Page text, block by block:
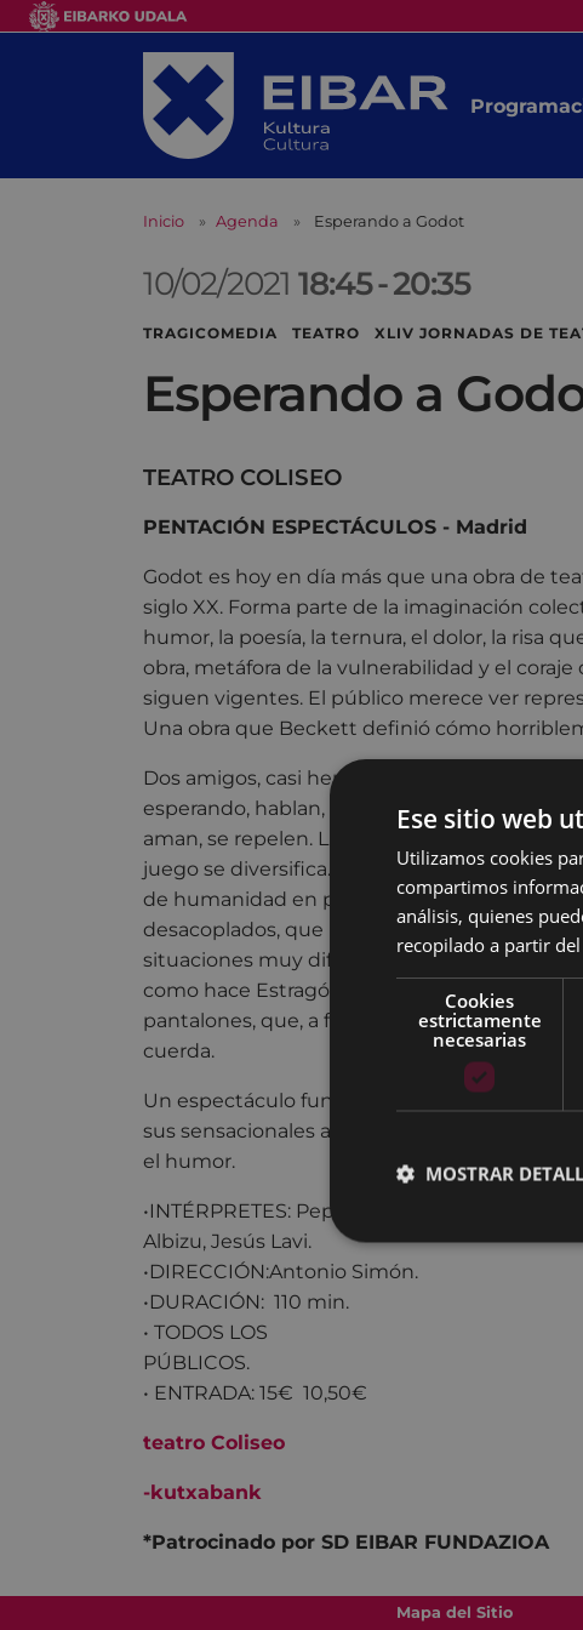
Inicio Agenda Esperando a Godot
10/02/2021 18:45-20:35
TRAGICOMEDIA TEATRO XLIV JORNADAS DE
Esperando a
TEATRO COLISEO
PENTACIÓN ESPECTÁCULOS - Madrid
Godot es hoy en día más que una obra de
siglo XX. Forma parte de la imaginación
humor, la poesía, la ternura, el dolor, la risa
obra, metáfora de la vulnerabilidad y el coraje
siguen vigentes. El público merece ver
Una obra que Beckett definió cómo
Dos amigos, casi hermanos, una extraña
esperando, hablan, discuten, juegan, se
aman, se repelen. Llega otra extraña pareja,
juego se diversifica. Godot no llega, pero
de humanidad en personajes desamparados,
desacoplados, que nos recuerdan que el ser
situaciones muy difíciles, es capaz de
como hace Estragón en el final de la obra, de
pantalones, que, a falta de cinturón, se ata
cuerda.
Un espectáculo fundamentado en la
sus sensacionales actores, en la palabra y el
el humor.
•INTÉRPRETES: Pepe Viyuela, Alberto
Albizu, Jesús Lavi.
•DIRECCIÓN:Antonio Simón.
•DURACIÓN: 110 min.
• TODOS LOS
• ENTRADA: 15€ 10,50€
teatro Coliseo
-kutxabank
*Patrocinado por SD EIBAR FUNDAZIOA
Mapa del Sitio
Ese sitio web
Utilizamos cookies
compartimos
análisis, quienes
recopilado a partir
Cookies
estrictamente
necesarias
MOSTRAR